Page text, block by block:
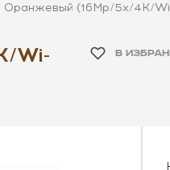
(16Mp/5x/4K/
Wi- В